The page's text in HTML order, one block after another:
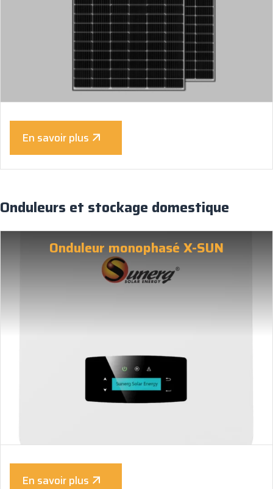
En savoir plus
Onduleurs et stockage domestique
Onduleur monophasé X-SUN
En savoir plus